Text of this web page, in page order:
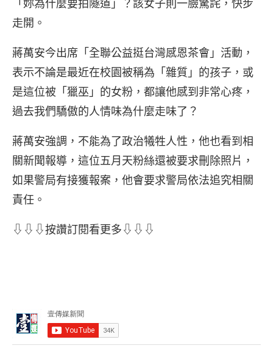
「妳為什麼要拍隧道」？該女子則一臉驚詫，快步
走開。
蔣萬安今出席「全聯公益挺台灣感恩茶會」活動，
表示不論是最近在校園被稱為「雜質」的孩子，或
是這位被「獵巫」的女粉，都讓他感到非常心疼，
過去我們驕傲的人情味為什麼走味了？
蔣萬安強調，不能為了政治犧牲人性，他也看到相
關新聞報導，這位五月天粉絲還被要求刪除照片，
如果警局有接獲報案，他會要求警局依法追究相關
責任。
⇩⇩⇩按讚訂閱看更多⇩⇩⇩